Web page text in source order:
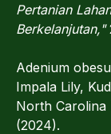
Pertanian
Berkelanjutan,"
Adenium
Impala Lily,
North Carolina
(2024).